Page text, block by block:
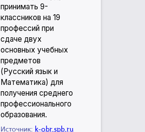
принимать 9-
классников на 19
профессий при
сдаче двух
основных учебных
предметов
(Русский язык и
Математика) для
получения среднего
профессионального
образования.
Источник: k-obr.spb.ru